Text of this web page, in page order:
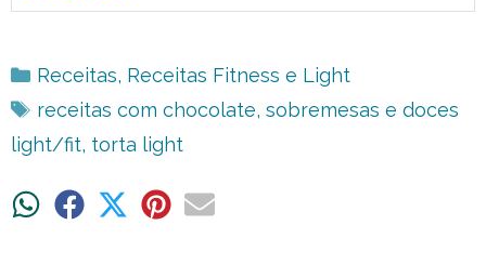
Categorias
Receitas, Receitas Fitness e Light
Tags
receitas com chocolate, sobremesas e doces
light/fit, torta light
ShareShare ShareShareShare